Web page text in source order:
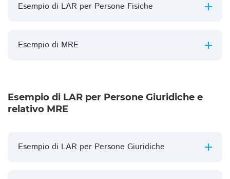
Esempio di LAR per Persone Fisiche
Esempio di MRE
Esempio di LAR per Persone Giuridiche e
relativo MRE
Esempio di LAR per Persone Giuridiche